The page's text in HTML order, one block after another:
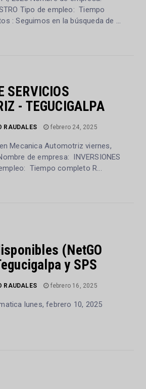
Tipo de empleo: Tiempo
: Seguimos en la búsqueda de ...
SERVICIOS
- TEGUCIGALPA
RAUDALES febrero 24, 2025
Mecanica Automotriz viernes,
de empresa: INVERSIONES
Tiempo completo R...
(NetGO
y SPS
RAUDALES febrero 16, 2025
lunes, febrero 10, 2025